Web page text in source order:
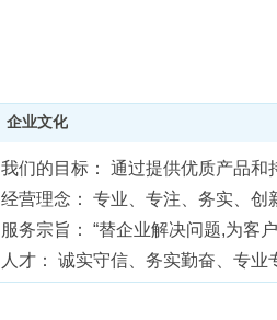
企业文化
我们的目标： 通过提供优质产品
经营理念： 专业、专注、务实、创
服务宗旨： “替企业解决问题,为客
人才： 诚实守信、务实勤奋、专业